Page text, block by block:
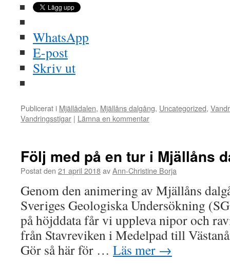
WhatsApp
E-post
Skriv ut
Publicerat i Mjällådalen, Mjällåns dalgång, Uncategorized,
Vandringsstigar | Lämna en kommentar
Följ med på en tur i Mjällåns
Postat den 21 april 2018avAnn-Christine Borja
Genom den animering av Mjällåns
Sveriges Geologiska Undersökning
på höjddata får vi uppleva nipor och
från Stavreviken i Medelpad till
Gör så här för … Läs mer →